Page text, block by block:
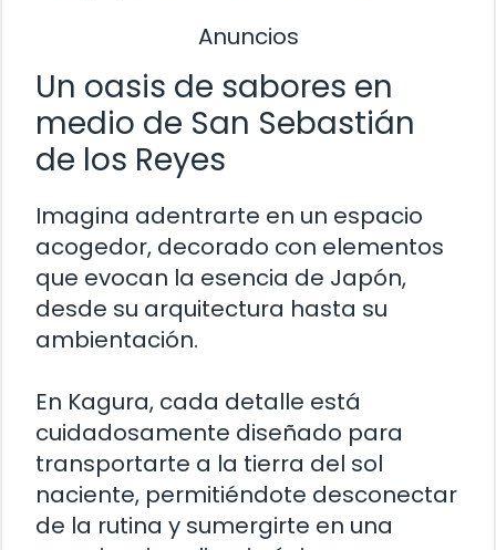
Anuncios
Un oasis de sabores en
medio de San Sebastián
de los Reyes
Imagina adentrarte en un espacio
acogedor, decorado con elementos
que evocan la esencia de Japón,
desde su arquitectura hasta su
ambientación.
En Kagura, cada detalle está
cuidadosamente diseñado para
transportarte a la tierra del sol
naciente, permitiéndote desconectar
de la rutina y sumergirte en una